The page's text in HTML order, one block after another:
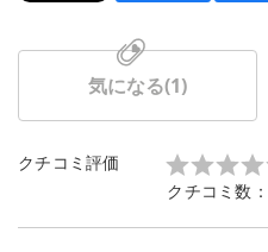
気になる(1)
クチコミ評価
クチコミ数：